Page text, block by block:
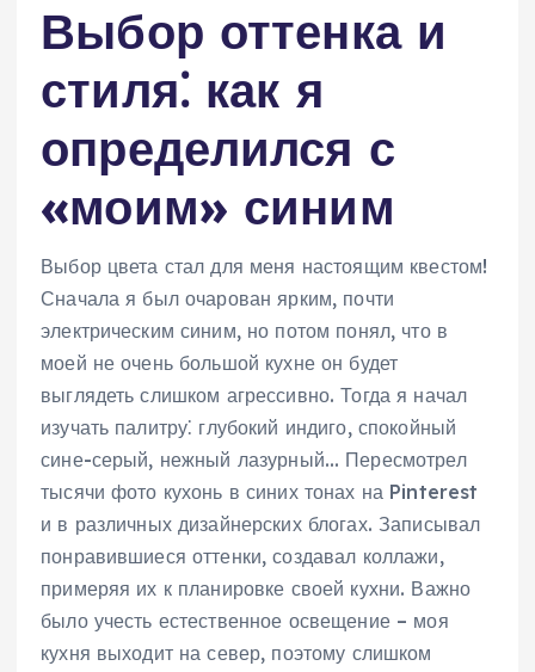
Выбор оттенка и
стиля⁚ как я
определился с
«моим» синим
Выбор цвета стал для меня настоящим квестом!
Сначала я был очарован ярким, почти
электрическим синим, но потом понял, что в
моей не очень большой кухне он будет
выглядеть слишком агрессивно. Тогда я начал
изучать палитру⁚ глубокий индиго, спокойный
сине-серый, нежный лазурный… Пересмотрел
тысячи фото кухонь в синих тонах на Pinterest
и в различных дизайнерских блогах. Записывал
понравившиеся оттенки, создавал коллажи,
примеряя их к планировке своей кухни. Важно
было учесть естественное освещение – моя
кухня выходит на север, поэтому слишком